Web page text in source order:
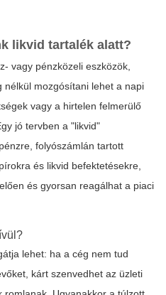
likvid tartalék alatt?
vagy pénzközeli eszközök,
nélkül mozgósítani lehet a napi
vagy a hirtelen felmerülő
jó tervben a "likvid"
folyószámlán tartott
és likvid befektetésekre,
és gyorsan reagálhat a piaci
lehet: ha a cég nem tud
kárt szenvedhet az üzleti